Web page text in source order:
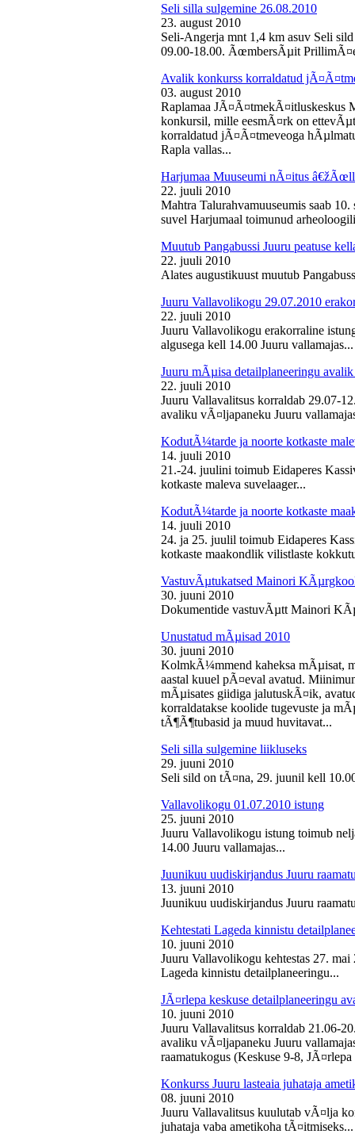
Seli silla sulgemine 26.08.2010
23. august 2010
Seli-Angerja mnt 1,4 km asuv Seli
09.00-18.00. ÃœmbersÃµit
Avalik konkurss korraldatud
03. august 2010
Raplamaa JÃ¤Ã¤tmekÃ¤itluskeskus
konkursil, mille eesmÃ¤rk on
korraldatud jÃ¤Ã¤tmeveoga
Rapla vallas...
Harjumaa Muuseumi nÃ¤itus
22. juuli 2010
Mahtra Talurahvamuuseumis saab
suvel Harjumaal toimunud
Muutub Pangabussi Juuru peatuse
22. juuli 2010
Alates augustikuust muutub
Juuru Vallavolikogu 29.07.2010
22. juuli 2010
Juuru Vallavolikogu erakorraline
algusega kell 14.00 Juuru vallamajas...
Juuru mÃµisa detailplaneeringu
22. juuli 2010
Juuru Vallavalitsus korraldab 29.07-
avaliku vÃ¤ljapaneku Juuru
KodutÃ¼tarde ja noorte kotkaste
14. juuli 2010
21.-24. juulini toimub Eidaperes
kotkaste maleva suvelaager...
KodutÃ¼tarde ja noorte kotkaste
14. juuli 2010
24. ja 25. juulil toimub Eidaperes
kotkaste maakondlik vilistlaste
VastuvÃµtukatsed Mainori
30. juuni 2010
Dokumentide vastuvÃµtt Mainori
Unustatud mÃµisad 2010
30. juuni 2010
KolmkÃ¼mmend kaheksa mÃµisat,
aastal kuuel pÃ¤eval avatud.
mÃµisates giidiga jalutuskÃ¤ik,
korraldatakse koolide tugevuste ja
tÃ¶Ã¶tubasid ja muud huvitavat...
Seli silla sulgemine liikluseks
29. juuni 2010
Seli sild on tÃ¤na, 29. juunil kell
Vallavolikogu 01.07.2010 istung
25. juuni 2010
Juuru Vallavolikogu istung toimub
14.00 Juuru vallamajas...
Juunikuu uudiskirjandus Juuru
13. juuni 2010
Juunikuu uudiskirjandus Juuru
Kehtestati Lageda kinnistu
10. juuni 2010
Juuru Vallavolikogu kehtestas 27.
Lageda kinnistu detailplaneeringu...
JÃ¤rlepa keskuse detailplaneeringu
10. juuni 2010
Juuru Vallavalitsus korraldab 21.06-
avaliku vÃ¤ljapaneku Juuru
raamatukogus (Keskuse 9-8,
Konkurss Juuru lasteaia juhataja
08. juuni 2010
Juuru Vallavalitsus kuulutab vÃ¤lja
juhataja vaba ametikoha tÃ¤itmiseks...